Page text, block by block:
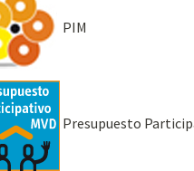
PIM
Presupuesto